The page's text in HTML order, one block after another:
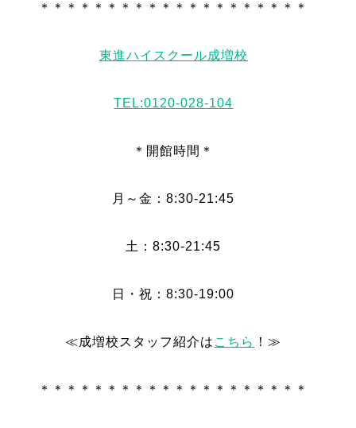
＊＊＊＊＊＊＊＊＊＊＊＊＊＊＊＊＊＊＊＊
東進ハイスクール成増校
TEL:0120-028-104
＊開館時間＊
月～金：8:30-21:45
土：8:30-21:45
日・祝：8:30-19:00
≪成増校スタッフ紹介は こちら ！≫
＊＊＊＊＊＊＊＊＊＊＊＊＊＊＊＊＊＊＊＊